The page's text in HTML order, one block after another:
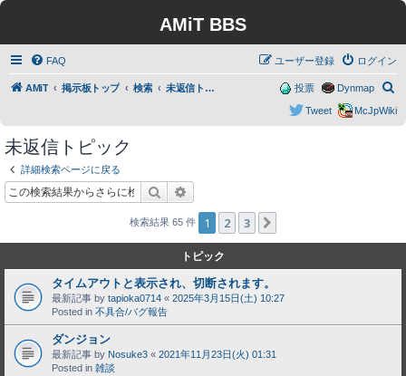
AMiT BBS
FAQ ログイン
ユーザー登録
AMiT 掲示板トップ 検索 未返信トピック
索
Dynmap
投票
McJpWiki
Tweet
未返信トピック
詳細検索ページに戻る
検索
検索結果 65 件 1 2 3
トピック
タイムアウトと表示され、切断されます。
最新記事 by tapioka0714 « 2025年3月15日(土) 10:27
Posted in 不具合/バグ報告
ダンジョン
最新記事 by Nosuke3 « 2021年11月23日(火) 01:31
Posted in 雑談